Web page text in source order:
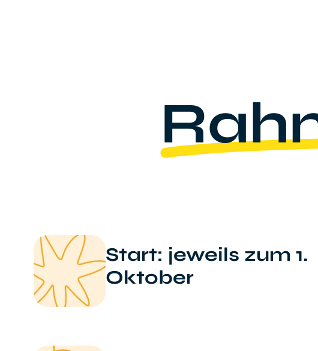
Start: jeweils zum 1.
Oktober